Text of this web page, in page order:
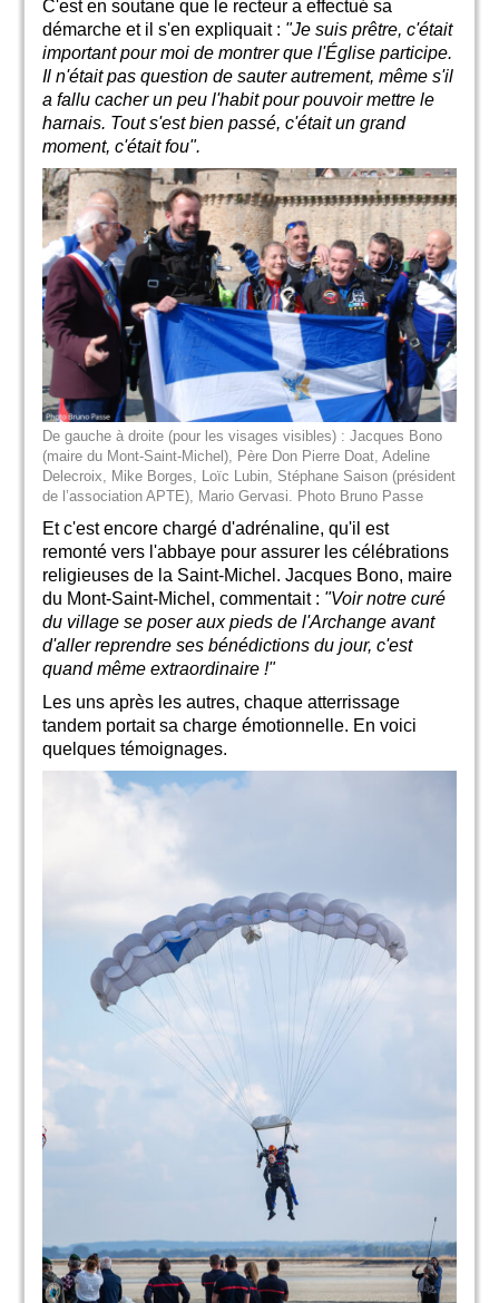
C'est en soutane que le recteur a effectué sa
démarche et il s'en expliquait : "Je suis prêtre, c'était
important pour moi de montrer que l'Église participe.
Il n'était pas question de sauter autrement, même s'il
a fallu cacher un peu l'habit pour pouvoir mettre le
harnais. Tout s'est bien passé, c'était un grand
moment, c'était fou".
De gauche à droite (pour les visages visibles) : Jacques Bono
(maire du Mont-Saint-Michel), Père Don Pierre Doat, Adeline
Delecroix, Mike Borges, Loïc Lubin, Stéphane Saison (président
de l’association APTE), Mario Gervasi. Photo Bruno Passe
Et c'est encore chargé d'adrénaline, qu'il est
remonté vers l'abbaye pour assurer les célébrations
religieuses de la Saint-Michel. Jacques Bono, maire
du Mont-Saint-Michel, commentait : "Voir notre curé
du village se poser aux pieds de l'Archange avant
d'aller reprendre ses bénédictions du jour, c'est
quand même extraordinaire !"
Les uns après les autres, chaque atterrissage
tandem portait sa charge émotionnelle. En voici
quelques témoignages.